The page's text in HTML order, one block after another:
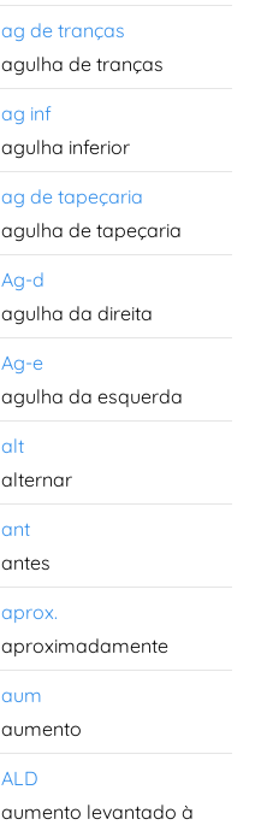
ag de tranças
agulha de tranças
ag inf
agulha inferior
ag de tapeçaria
agulha de tapeçaria
Ag-d
agulha da direita
Ag-e
agulha da esquerda
alt
alternar
ant
antes
aprox.
aproximadamente
aum
aumento
ALD
aumento levantado à